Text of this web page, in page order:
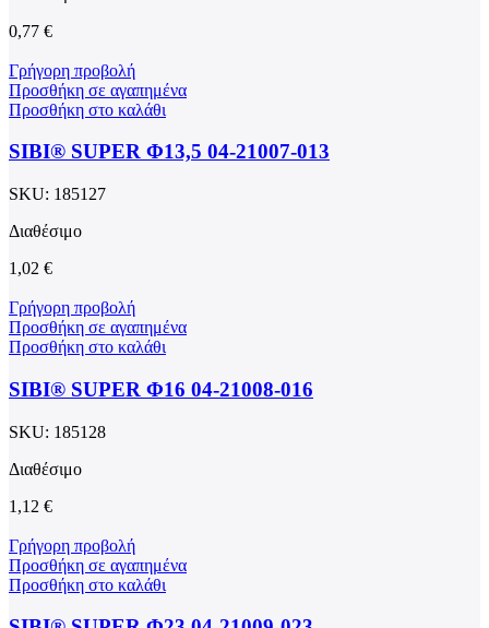
0,77 €
Γρήγορη προβολή
Προσθήκη σε αγαπημένα
Προσθήκη στο καλάθι
SIBI® SUPER Φ13,5 04-21007-013
SKU: 185127
Διαθέσιμο
1,02 €
Γρήγορη προβολή
Προσθήκη σε αγαπημένα
Προσθήκη στο καλάθι
SIBI® SUPER Φ16 04-21008-016
SKU: 185128
Διαθέσιμο
1,12 €
Γρήγορη προβολή
Προσθήκη σε αγαπημένα
Προσθήκη στο καλάθι